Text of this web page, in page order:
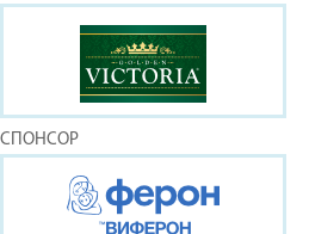
СПОНСОР